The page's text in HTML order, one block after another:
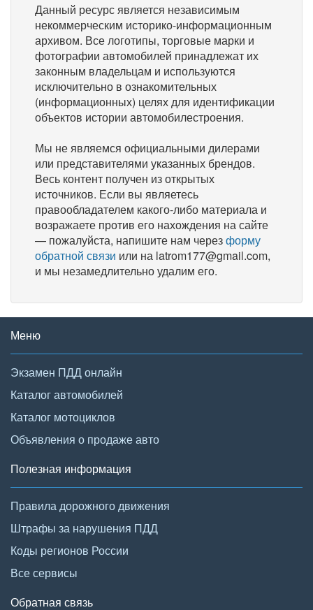
Данный ресурс является независимым
некоммерческим историко-информационным
архивом. Все логотипы, торговые марки и
фотографии автомобилей принадлежат их
законным владельцам и используются
исключительно в ознакомительных
(информационных) целях для идентификации
объектов истории автомобилестроения.
Мы не являемся официальными дилерами
или представителями указанных брендов.
Весь контент получен из открытых
источников. Если вы являетесь
правообладателем какого-либо материала и
возражаете против его нахождения на сайте
— пожалуйста, напишите нам черезформу
обратной связи или на latrom177@gmail.com,
и мы незамедлительно удалим его.
Меню
Экзамен ПДД онлайн
Каталог автомобилей
Каталог мотоциклов
Объявления о продаже авто
Полезная информация
Правила дорожного движения
Штрафы за нарушения ПДД
Коды регионов России
Все сервисы
Обратная связь